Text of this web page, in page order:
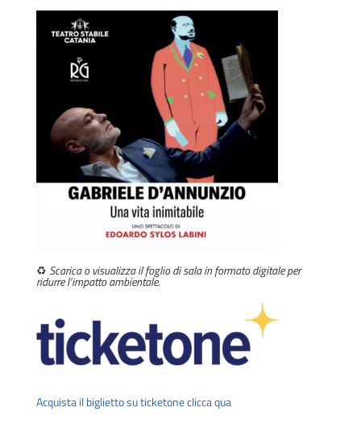
♻️ Scarica o visualizza il foglio di salainformato digitale per
ridurre l’impatto ambientale.
Acquista il biglietto su ticketone clicca qua